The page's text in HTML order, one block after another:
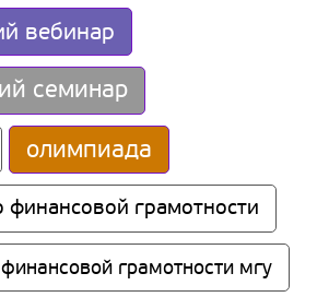
вебинар
семинар
олимпиада
грамотности
грамотности мгу